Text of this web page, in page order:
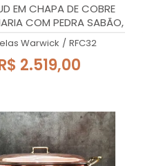
EM CHAPA DE COBRE
COM PEDRA SABÃO,
5,2 Litros
Warwick / RFC32
2.519,00